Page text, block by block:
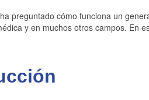
preguntado cómo funciona un
y en muchos otros campos. En